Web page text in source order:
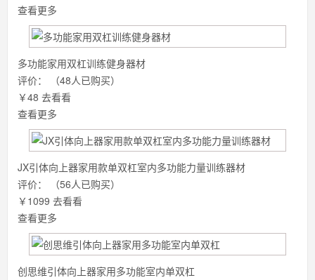
查看更多
多功能家用双杠训练健身器材
评价：
（48人已购买）
￥48 去看看
查看更多
JX引体向上器家用款单双杠室内多功能力量训练器材
评价：
（56人已购买）
￥1099 去看看
查看更多
创思维引体向上器家用多功能室内单双杠